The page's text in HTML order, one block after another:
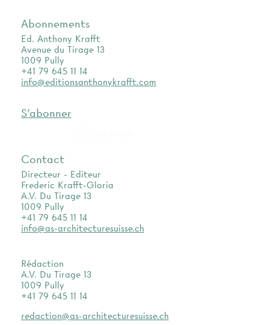
Abonnements
Ed. Anthony Krafft
Avenue du Tirage 13
1009 Pully
+41 79 645 11 14
info@editionsanthonykrafft.com
S'abonner
Contact
Directeur - Editeur
Frederic Krafft-Gloria
A.V. Du Tirage 13
1009 Pully
+41 79 645 11 14
info@as-architecturesuisse.ch
Rédaction
A.V. Du Tirage 13
1009 Pully
+41 79 645 11 14
redaction@as-architecturesuisse.ch